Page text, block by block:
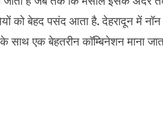
को बेहद पसंद आता है. देहरादून में नॉन
के साथ एक बेहतरीन कॉम्बिनेशन माना